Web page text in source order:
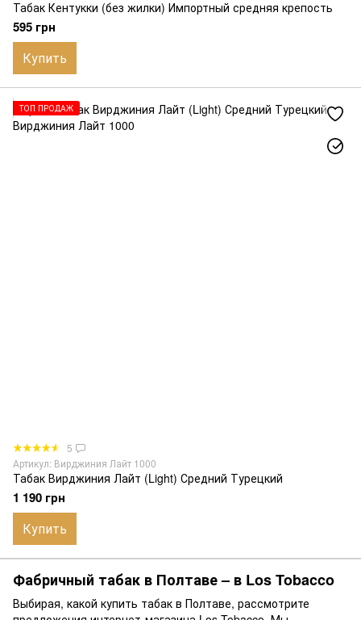
Фабричный табак в Полтаве – в Los Tobacco
Выбирая, какой купить табак в Полтаве, рассмотрите
Табак Кентукки (без жилки) Импортный средняя крепость
595 грн
Купить
ТОП ПРОДАЖ
5
Артикул: Вирджиния Лайт 1000
Табак Вирджиния Лайт (Light) Средний Турецкий
1 190 грн
Купить